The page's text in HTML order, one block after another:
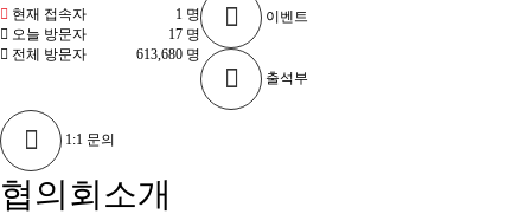
현재 접속자
1 명
오늘 방문자
17 명
전체 방문자
613,680 명
이벤트
출석부
1:1 문의
협의회소개